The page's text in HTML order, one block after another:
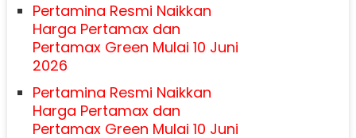
Pertamina Resmi Naikkan
Harga Pertamax dan
Pertamax Green Mulai 10 Juni
2026
Pertamina Resmi Naikkan
Harga Pertamax dan
Pertamax Green Mulai 10 Juni